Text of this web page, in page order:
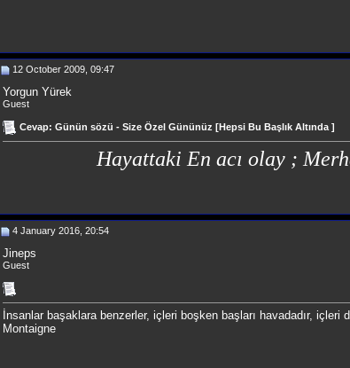
12 October 2009, 09:47
Yorgun Yürek
Guest
Cevap: Günün sözü - Size Özel Gününüz [Hepsi Bu Başlık Altında ]
Hayattaki En acı olay ;
4 January 2016, 20:54
Jineps
Guest
İnsanlar başaklara benzerler, içleri boşken başları havadadır, içleri
Montaigne